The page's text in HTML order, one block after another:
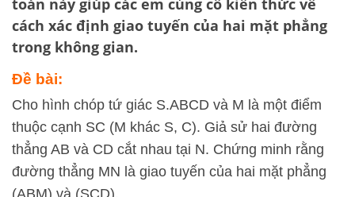
toán này giúp các em củng cố kiến thức về
cách xác định giao tuyến của hai mặt phẳng
trong không gian.
Đề bài:
Cho hình chóp tứ giác S.ABCD và M là một điểm
thuộc cạnh SC (M khác S, C). Giả sử hai đường
thẳng AB và CD cắt nhau tại N. Chứng minh rằng
đường thẳng MN là giao tuyến của hai mặt phẳng
(ABM) và (SCD).